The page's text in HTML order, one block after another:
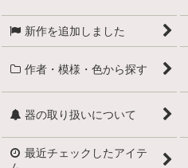
新作を追加しました
作者・模様・色から探す
器の取り扱いについて
最近チェックしたアイテ